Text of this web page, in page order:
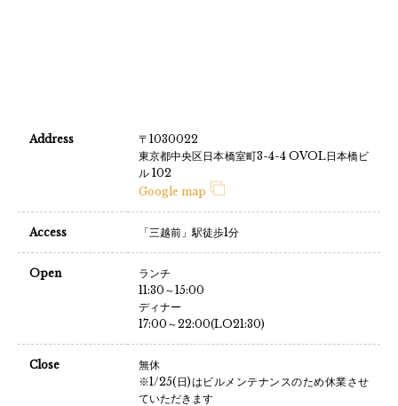
Address
〒1030022
東京都中央区日本橋室町3-4-4 OVOL日本橋ビ
ル 102
Google map
Access 「三越前」駅徒歩1分
Open
ランチ
11:30～15:00
ディナー
17:00～22:00(LO21:30)
Close
無休
※1/25(日)はビルメンテナンスのため休業させ
ていただきます